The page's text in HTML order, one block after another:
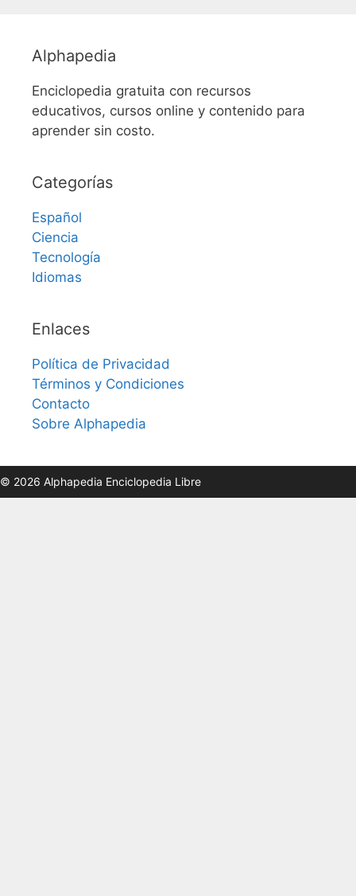
Alphapedia
Enciclopedia gratuita con recursos
educativos, cursos online y contenido para
aprender sin costo.
Categorías
Español
Ciencia
Tecnología
Idiomas
Enlaces
Política de Privacidad
Términos y Condiciones
Contacto
Sobre Alphapedia